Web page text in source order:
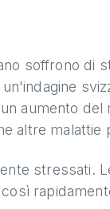
soffrono di
aumento
altre
stressati.